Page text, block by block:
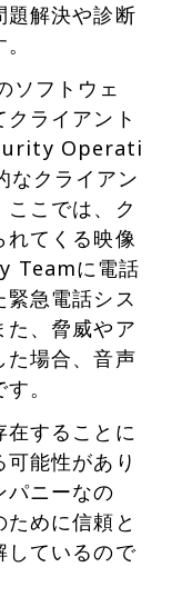
題解決や診断
フトウェ
ライアント
Operati
なクライアン
ここでは、ク
れてくる映像
Teamに電話
緊急電話シス
た、脅威やア
た場合、音声
。
在することに
能性があり
パニーなの
めに信頼と
しているので